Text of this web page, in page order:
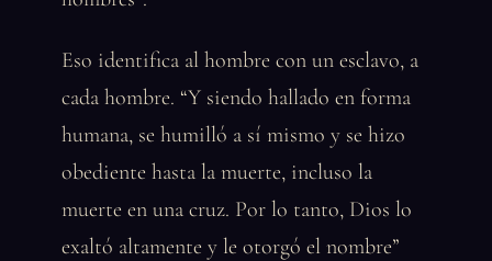
Eso identifica al hombre con un esclavo, a
cada hombre. “Y siendo hallado en forma
humana, se humilló a sí mismo y se hizo
obediente hasta la muerte, incluso la
muerte en una cruz. Por lo tanto, Dios lo
exaltó altamente y le otorgó el nombre”